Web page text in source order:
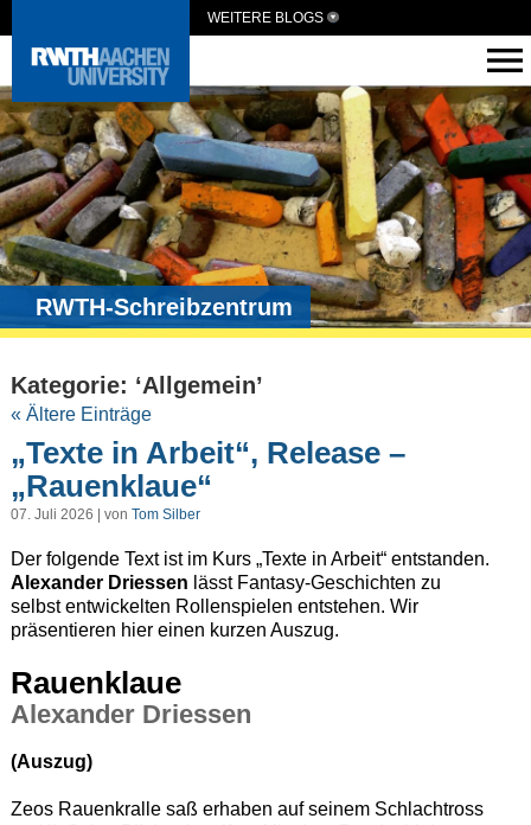
WEITERE BLOGS
RWTH-Schreibzentrum
Kategorie: ‘Allgemein’
« Ältere Einträge
„Texte in Arbeit“, Release –
„Rauenklaue“
07. Juli 2026 | von Tom Silber
Der folgende Text ist im Kurs „Texte in Arbeit“ entstanden.
Alexander Driessen lässt Fantasy-Geschichten zu
selbst entwickelten Rollenspielen entstehen. Wir
präsentieren hier einen kurzen Auszug.
Rauenklaue
Alexander Driessen
(Auszug)
Zeos Rauenkralle saß erhaben auf seinem Schlachtross